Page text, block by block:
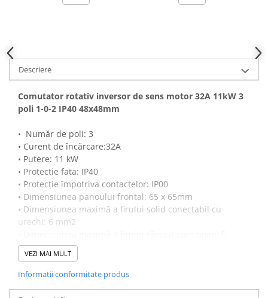
Descriere
Comutator rotativ inversor de sens motor 32A 11kW 3
poli 1-0-2 IP40 48x48mm
• Număr de poli: 3
• Curent de încărcare:32A
• Putere: 11 kW
• Protectie fata: IP40
• Protecție împotriva contactelor: IP00
• Dimensiunea panoului frontal: 65 x 65mm
• Dimensiunea maximă a firului solid conectabil cu
urechi: 6 mm2
conectat cu urechi: 4 mm2
Acest întrerupător cu came este proiectat pentru
utilizarea în tablouri electrice și asigură întreruperea și
VEZI MAI MULT
Informatii conformitate produs